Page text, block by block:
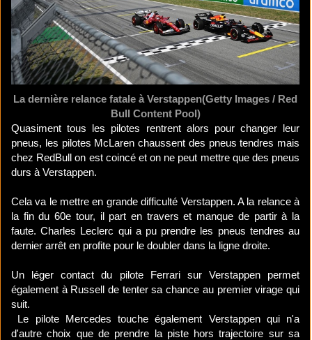
La dernière relance fatale à Verstappen(Getty Images / Red
Bull Content Pool)
Quasiment tous les pilotes rentrent alors pour changer leur
pneus, les pilotes McLaren chaussent des pneus tendres mais
chez RedBull on est coincé et on ne peut mettre que des pneus
durs à Verstappen.
Cela va le mettre en grande difficulté Verstappen. A la relance à
la fin du 60e tour, il part en travers et manque de partir à la
faute. Charles Leclerc qui a pu prendre les pneus tendres au
dernier arrêt en profite pour le doubler dans la ligne droite.
Un léger contact du pilote Ferrari sur Verstappen permet
également à Russell de tenter sa chance au premier virage qui
suit.
Le pilote Mercedes touche également Verstappen qui n'a
d'autre choix que de prendre la piste hors trajectoire sur sa